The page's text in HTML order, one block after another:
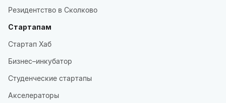
Резидентство в Сколково
Стартапам
Стартап Хаб
Бизнес–инкубатор
Студенческие стартапы
Акселераторы